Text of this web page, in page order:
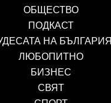
ОБЩЕСТВО
ПОДКАСТ
НА БЪЛГАРИЯ
ЛЮБОПИТНО
БИЗНЕС
СВЯТ